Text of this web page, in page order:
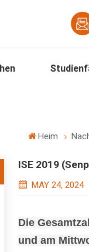
Heim
ISE 2019
MAY 24, 2024
Die
und am